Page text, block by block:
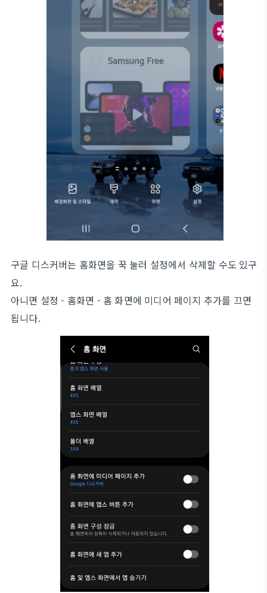
구글 디스커버는 홈화면을 꾹 눌러 설정에서 삭제할 수도 있구
요.
아니면 설정 - 홈화면 - 홈 화면에 미디어 페이지 추가를 끄면
됩니다.